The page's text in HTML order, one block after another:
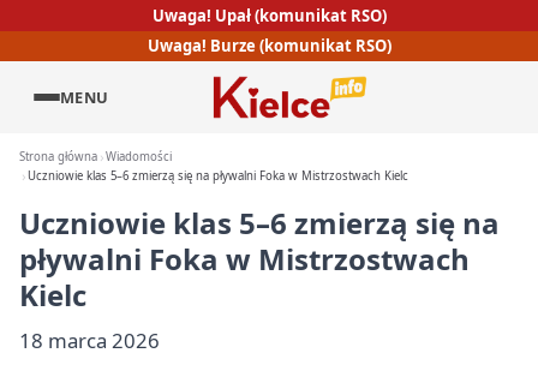
Uwaga! Upał (komunikat RSO)
Uwaga! Burze (komunikat RSO)
MENU
Strona główna Wiadomości
Uczniowie klas 5–6 zmierzą się na pływalni Foka w Mistrzostwach Kielc
Uczniowie klas 5–6 zmierzą się na
pływalni Foka w Mistrzostwach
Kielc
18 marca 2026